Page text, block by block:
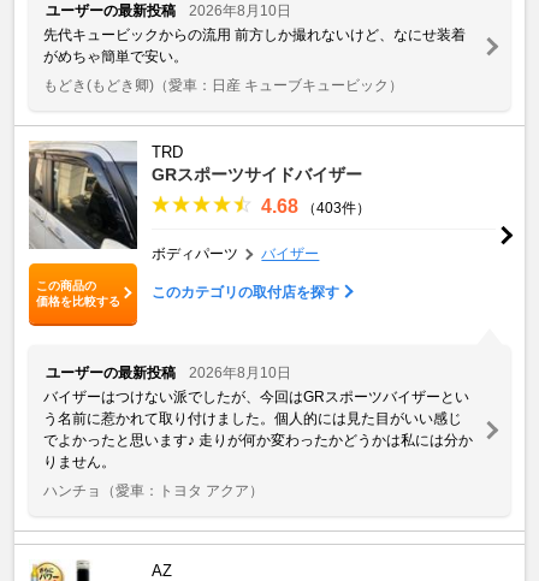
ユーザーの最新投稿
2026年8月10日
先代キュービックからの流用 前方しか撮れないけど、なにせ装着
がめちゃ簡単で安い。
もどき(もどき卿) （愛車：日産 キューブキュービック）
この商品の
価格を比較する
TRD
GRスポーツサイドバイザー
4.68 （403件）
ボディパーツ バイザー
このカテゴリの取付店を探す
ユーザーの最新投稿
2026年8月10日
バイザーはつけない派でしたが、今回はGRスポーツバイザーとい
う名前に惹かれて取り付けました。個人的には見た目がいい感じ
でよかったと思います♪ 走りが何か変わったかどうかは私には分か
りません。
ハンチョ
（愛車：トヨタ アクア）
AZ